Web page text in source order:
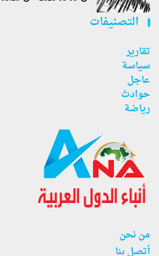
التصنيفات
تقارير
سياسة
عاجل
حوادث
رياضة
من نحن
أتصل بنا